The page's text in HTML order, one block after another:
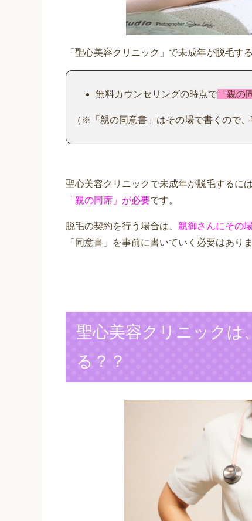
「聖心美容クリニック」で未成年が脱毛す
無料カウンセリングの時点で 「親の
（※「親の同意書」はその場で書くので、
聖心美容クリニックで未成年が脱毛するには
「親の同席」が必要です。
脱毛の契約を行う場合は、 親御さんにその
「同意書」を事前に書いていく必要はありま
聖心美容クリニックは
る？？